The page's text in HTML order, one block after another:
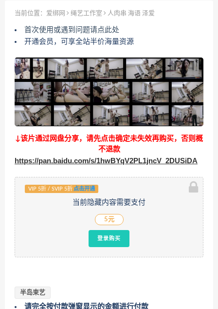
当前位置： 爱绑网 绳艺工作室 人肉串 海语 泽爱
首次使用或遇到问题请点此处
开通会员，可享全站半价海量资源
↓该片通过网盘分享，请先点击确定未失效再购买，否则概
不退款
https://pan.baidu.com/s/1hwBYqV2PL1jncV_2DUSiDA
VIP 5折 / SVIP 5折 点击开通
当前隐藏内容需要支付
5元
登录购买
半岛束艺
请完全按付款弹窗显示的金额进行付款